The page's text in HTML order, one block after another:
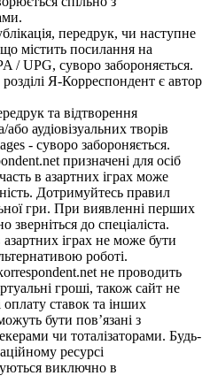
передрук, чи наступне
містить посилання на
/ UPG, суворо забороняється.
Я-Корреспондент є автор
та відтворення
аудіовізуальних творів
- суворо забороняється.
призначені для осіб
в азартних іграх може
Дотримуйтесь правил
гри. При виявленні перших
зверніться до спеціаліста.
іграх не може бути
роботі.
не проводить
гроші, також сайт не
ставок та інших
бути пов’язані з
чи тоталізаторами. Будь-
ресурсі
виключно в